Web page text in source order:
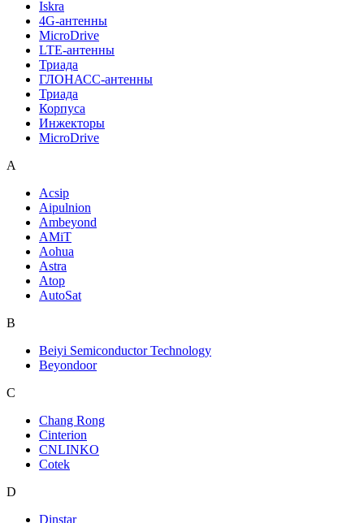
Iskra
4G-антенны
MicroDrive
LTE-антенны
Триада
ГЛОНАСС-антенны
Триада
Корпуса
Инжекторы
MicroDrive
A
Acsip
Aipulnion
Ambeyond
AMiT
Aohua
Astra
Atop
AutoSat
B
Beiyi Semiconductor Technology
Beyondoor
C
Chang Rong
Cinterion
CNLINKO
Cotek
D
Dinstar